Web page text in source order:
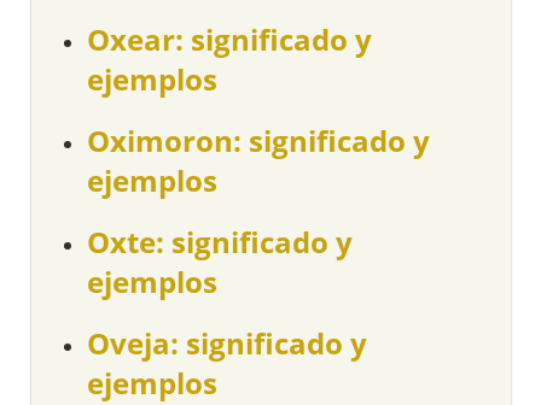
Oxear: significado y
ejemplos
Oximoron: significado y
ejemplos
Oxte: significado y
ejemplos
Oveja: significado y
ejemplos